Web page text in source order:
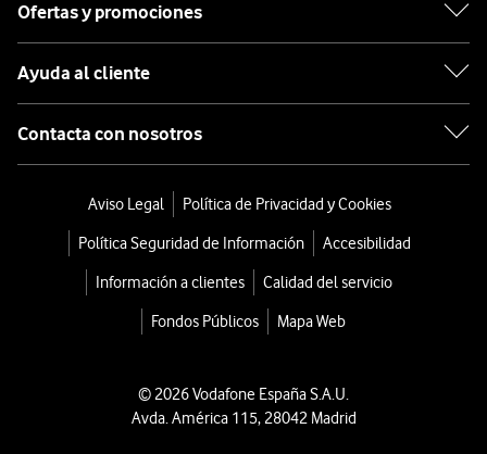
Ofertas y promociones
Ayuda al cliente
Contacta con nosotros
Aviso Legal
Política de Privacidad y Cookies
Política Seguridad de Información
Accesibilidad
Información a clientes
Calidad del servicio
Fondos Públicos
Mapa Web
© 2026 Vodafone España S.A.U.
Avda. América 115, 28042 Madrid